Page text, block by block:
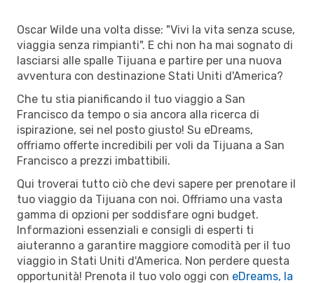
Oscar Wilde una volta disse: "Vivi la vita senza scuse,
viaggia senza rimpianti". E chi non ha mai sognato di
lasciarsi alle spalle Tijuana e partire per una nuova
avventura con destinazione Stati Uniti d'America?
Che tu stia pianificando il tuo viaggio a San
Francisco da tempo o sia ancora alla ricerca di
ispirazione, sei nel posto giusto! Su eDreams,
offriamo offerte incredibili per voli da Tijuana a San
Francisco a prezzi imbattibili.
Qui troverai tutto ciò che devi sapere per prenotare il
tuo viaggio da Tijuana con noi. Offriamo una vasta
gamma di opzioni per soddisfare ogni budget.
Informazioni essenziali e consigli di esperti ti
aiuteranno a garantire maggiore comodità per il tuo
viaggio in Stati Uniti d'America. Non perdere questa
opportunità! Prenota il tuo volo oggi con eDreams, la